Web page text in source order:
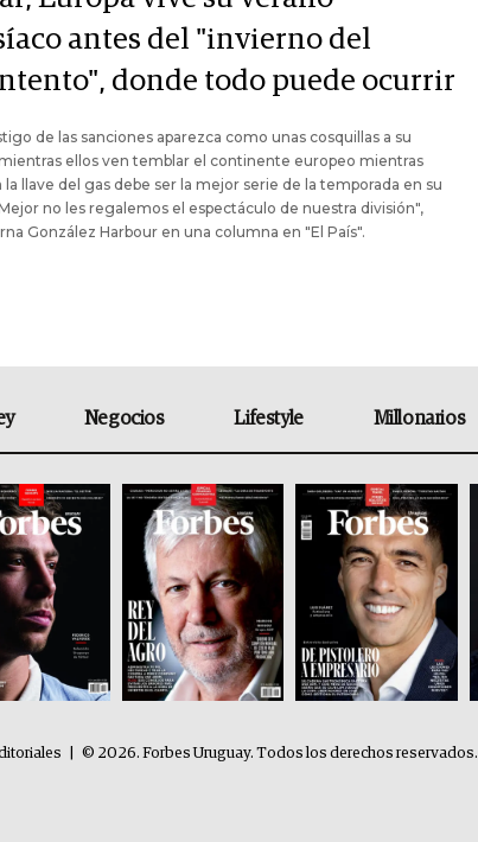
antes del "invierno del
donde todo puede ocurrir
de las sanciones aparezca como unas cosquillas a su
ellos ven temblar el continente europeo mientras
llave del gas debe ser la mejor serie de la temporada en su
no les regalemos el espectáculo de nuestra división",
González Harbour en una columna en "El País".
Negocios Lifestyle Millonarios
© 2026. Forbes Uruguay. Todos los derechos reservados.